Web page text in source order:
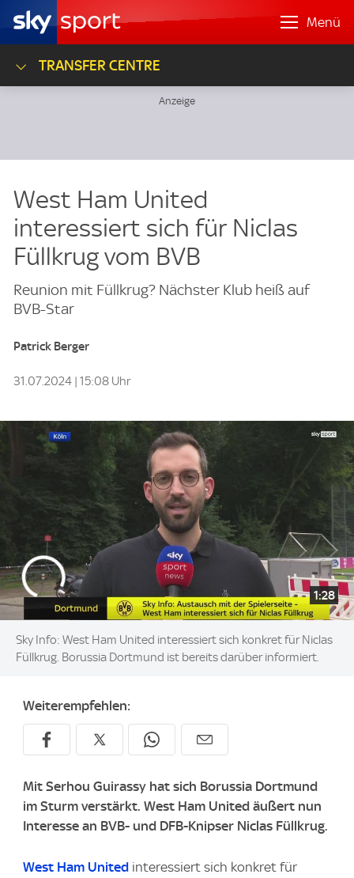
Menü
TRANSFER CENTRE
West Ham United
interessiert sich für Niclas
Füllkrug vom BVB
Reunion mit Füllkrug? Nächster Klub heiß auf
BVB-Star
Patrick Berger
31.07.2024 | 15:08 Uhr
1:28
Sky Info: West Ham United interessiert sich konkret für Niclas
Füllkrug. Borussia Dortmund ist bereits darüber informiert.
Weiterempfehlen:
Mit Serhou Guirassy hat sich Borussia Dortmund
im Sturm verstärkt. West Ham United äußert nun
Interesse an BVB- und DFB-Knipser Niclas Füllkrug.
West Ham United interessiert sich konkret für